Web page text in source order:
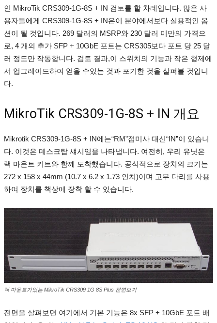
인 MikroTik CRS309-1G-8S + IN 검토를 할 차례입니다. 많은 사
용자들에게 CRS309-1G-8S + IN은이 분야에서보다 실용적인 옵
션이 될 것입니다. 269 ​​달러의 MSRP와 230 달러 미만의 가격으
로, 4 개의 추가 SFP + 10GbE 포트는 CRS305보다 포트 당 25 달
러 정도만 작동합니다. 검토 결과,이 스위치의 기능과 작은 형제에
서 업그레이드하여 얻을 수있는 것과 포기한 것을 살펴볼 것입니
다.
MikroTik CRS309-1G-8S + IN 개요
Mikrotik CRS309-1G-8S + IN에는“RM”접미사 대신“IN”이 있습니
다. 이것은 데스크탑 섀시임을 나타냅니다. 여전히, 우리 유닛은
랙 마운트 키트와 함께 도착했습니다. 공식적으로 장치의 크기는
272 x 158 x 44mm (10.7 x 6.2 x 1.73 인치)이며 고무 다리를 사용
하여 장치를 책상에 장착 할 수 있습니다.
랙 마운트가있는 MikroTik CRS309 1G 8S Plus 전면보기
전면을 살펴보면 여기에서 기본 기능은 8x SFP + 10GbE 포트 배